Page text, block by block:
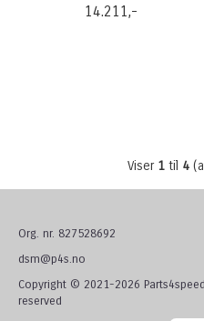
14.211,-
Viser 1til 4
Org. nr. 827528692
dsm@p4s.no
Copyright © 2021-2026
reserved